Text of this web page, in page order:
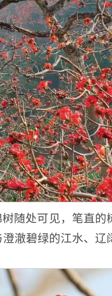
随处可见，笔直
澈碧绿的江水、